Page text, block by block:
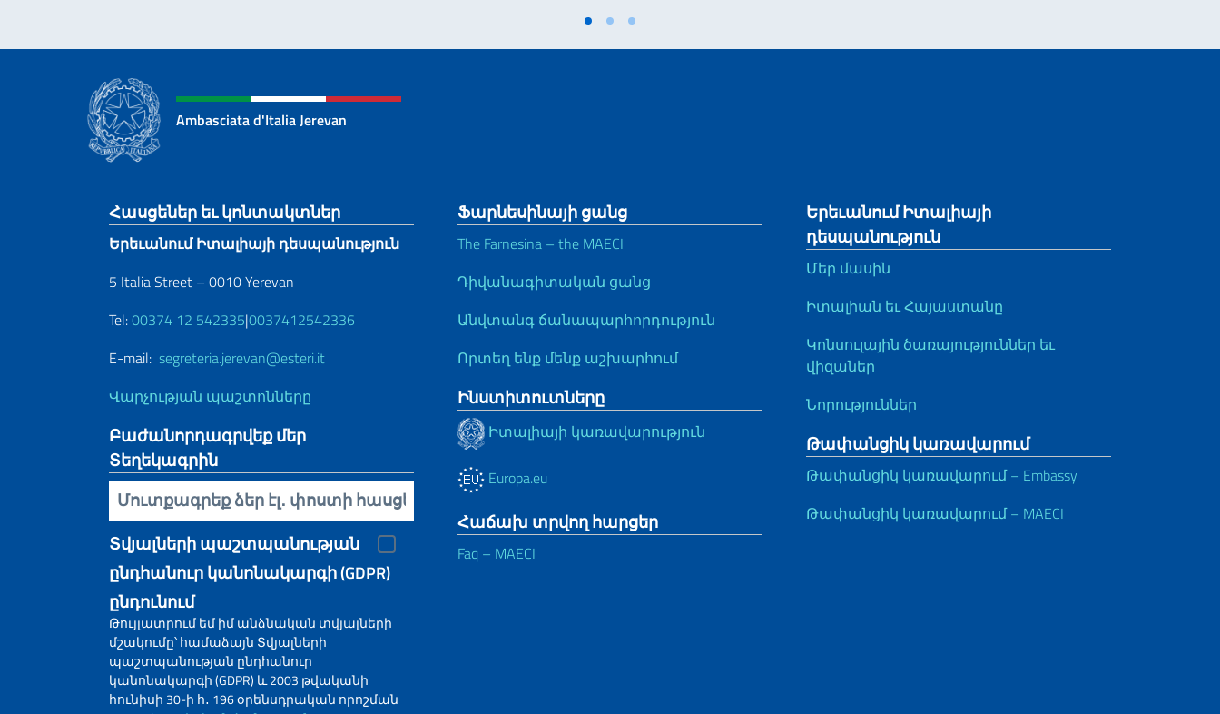
Ambasciata d'Italia Jerevan
Footer section
Հասցեներ եւ կոնտակտներ
Երեւանում Իտալիայի դեսպանություն
5 Italia Street – 0010 Yerevan
Tel:00374 12 542335|0037412542336
E-mail: segreteria.jerevan@esteri.it
Վարչության պաշտոնները
Բաժանորդագրվեք մեր
Տեղեկագրին
Inserisci la tua email
Տվյալների պաշտպանության
ընդհանուր կանոնակարգի (GDPR)
ընդունում
Թույլատրում եմ իմ անձնական տվյալների
մշակումը՝ համաձայն Տվյալների
պաշտպանության ընդհանուր
կանոնակարգի (GDPR) և 2003 թվականի
հունիսի 30-ի հ․ 196 օրենսդրական որոշման
Ֆարնեսինայի ցանց
The Farnesina – the MAECI
Դիվանագիտական ցանց
Անվտանգ ճանապարհորդություն
Որտեղ ենք մենք աշխարհում
Ինստիտուտները
Իտալիայի կառավարություն
Europa.eu
Հաճախ տրվող հարցեր
Faq – MAECI
Երեւանում Իտալիայի
դեսպանություն
Մեր մասին
Իտալիան եւ Հայաստանը
Կոնսուլային ծառայություններ եւ
վիզաներ
Նորություններ
Թափանցիկ կառավարում
Թափանցիկ կառավարում – Embassy
Թափանցիկ կառավարում – MAECI